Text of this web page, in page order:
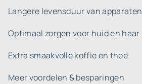
Langere levensduur van apparaten
Optimaal zorgen voor huid en haar
Extra smaakvolle koffie en thee
Meer voordelen & besparingen